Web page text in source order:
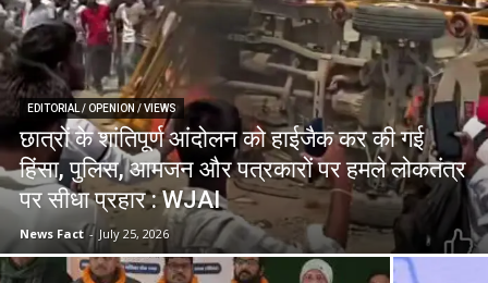
EDITORIAL / OPENION / VIEWS
छात्रों के शांतिपूर्ण आंदोलन को हाईजैक कर की गई
हिंसा, पुलिस, आमजन और पत्रकारों पर हमले लोकतंत्र
पर सीधा प्रहार : WJAI
News Fact - July 25, 2026